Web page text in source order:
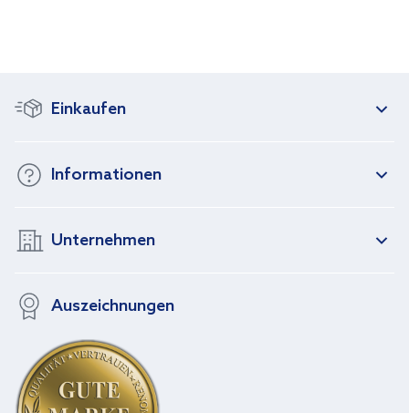
Einkaufen
Informationen
Unternehmen
Auszeichnungen